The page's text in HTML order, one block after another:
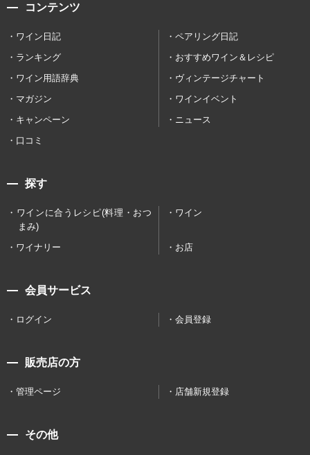
コンテンツ
ワイン日記
ペアリング日記
ランキング
おすすめワイン＆レシピ
ワイン用語辞典
ヴィンテージチャート
マガジン
ワインイベント
キャンペーン
ニュース
口コミ
探す
ワインに合うレシピ(料理・おつ
まみ)
ワイン
ワイナリー お店
会員サービス
ログイン 会員登録
販売店の方
管理ページ 店舗新規登録
その他